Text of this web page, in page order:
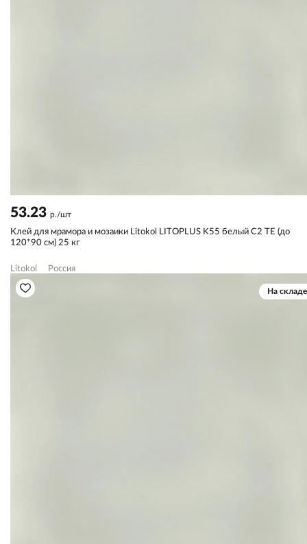
53.23 р./шт
Клей для мрамора и мозаики Litokol LITOPLUS K55 белый С2 TЕ (до
120*90 см) 25 кг
Litokol Россия
На складе